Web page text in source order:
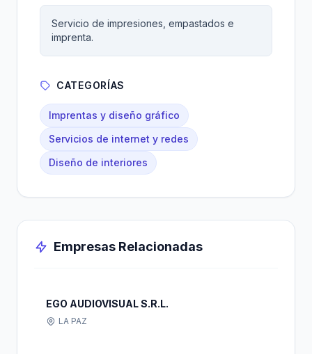
Servicio de impresiones, empastados e
imprenta.
CATEGORÍAS
Imprentas y diseño gráfico
Servicios de internet y redes
Diseño de interiores
Empresas Relacionadas
EGO AUDIOVISUAL S.R.L.
LA PAZ